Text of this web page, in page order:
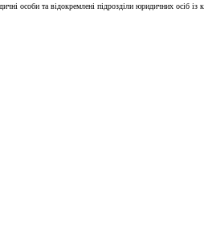
особи та відокремлені підрозділи юридичних осіб із